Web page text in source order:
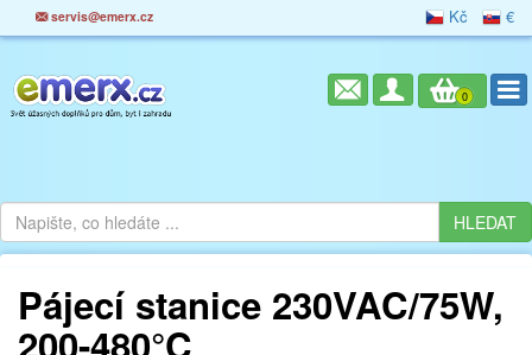
servis@emerx.cz Kč €
0
Pájecí stanice 230VAC/75W,